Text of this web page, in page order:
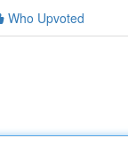
Who Upvoted